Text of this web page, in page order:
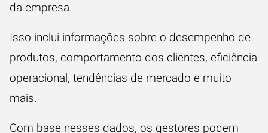
da empresa.
Isso inclui informações sobre o desempenho de
produtos, comportamento dos clientes, eficiência
operacional, tendências de mercado e muito
mais.
Com base nesses dados, os gestores podem